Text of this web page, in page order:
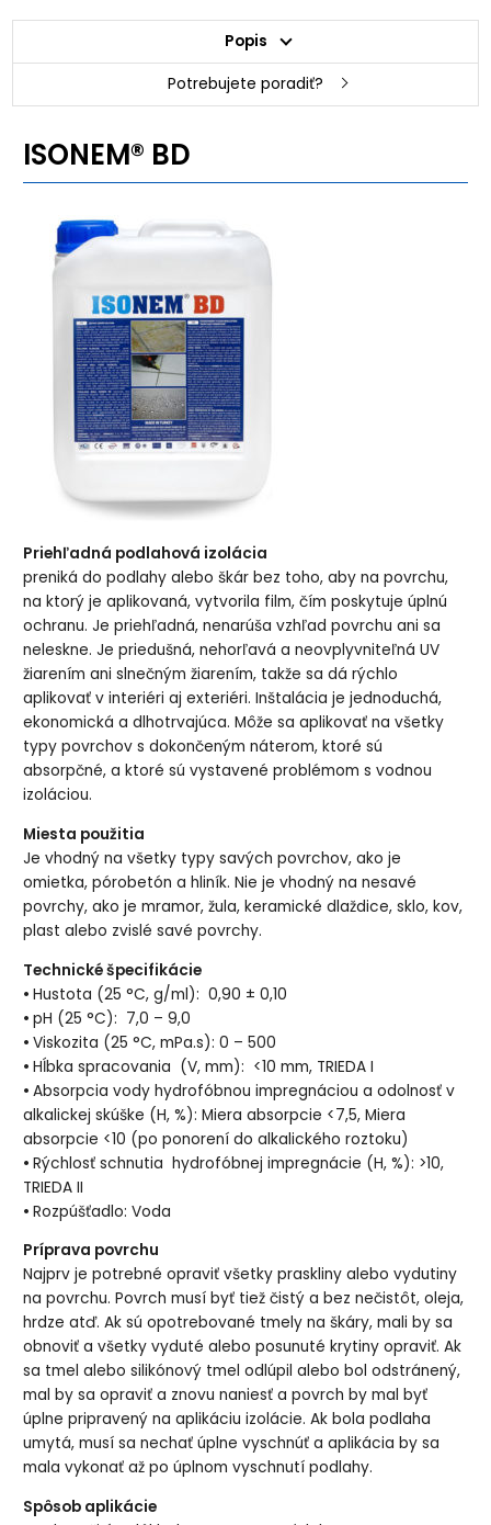
Popis
Potrebujete poradiť?
ISONEM® BD
Priehľadná podlahová izolácia
preniká do podlahy alebo škár bez toho, aby na povrchu,
na ktorý je aplikovaná, vytvorila film, čím poskytuje úplnú
ochranu. Je priehľadná, nenarúša vzhľad povrchu ani sa
neleskne. Je priedušná, nehorľavá a neovplyvniteľná UV
žiarením ani slnečným žiarením, takže sa dá rýchlo
aplikovať v interiéri aj exteriéri. Inštalácia je jednoduchá,
ekonomická a dlhotrvajúca. Môže sa aplikovať na všetky
typy povrchov s dokončeným náterom, ktoré sú
absorpčné, a ktoré sú vystavené problémom s vodnou
izoláciou.
Miesta použitia
Je vhodný na všetky typy savých povrchov, ako je
omietka, pórobetón a hliník. Nie je vhodný na nesavé
povrchy, ako je mramor, žula, keramické dlaždice, sklo, kov,
plast alebo zvislé savé povrchy.
Technické špecifikácie
•Hustota (25 °C, g/ml): 0,90 ± 0,10
•pH (25 °C): 7,0 – 9,0
•Viskozita (25 °C, mPa.s): 0 – 500
•Hĺbka spracovania (V, mm): <10 mm, TRIEDA I
•Absorpcia vody hydrofóbnou impregnáciou a odolnosť v
alkalickej skúške (H, %): Miera absorpcie <7,5, Miera
absorpcie <10 (po ponorení do alkalického roztoku)
•Rýchlosť schnutia hydrofóbnej impregnácie (H, %): >10,
TRIEDA II
•Rozpúšťadlo: Voda
Príprava povrchu
Najprv je potrebné opraviť všetky praskliny alebo vydutiny
na povrchu. Povrch musí byť tiež čistý a bez nečistôt, oleja,
hrdze atď. Ak sú opotrebované tmely na škáry, mali by sa
obnoviť a všetky vyduté alebo posunuté krytiny opraviť. Ak
sa tmel alebo silikónový tmel odlúpil alebo bol odstránený,
mal by sa opraviť a znovu naniesť a povrch by mal byť
úplne pripravený na aplikáciu izolácie. Ak bola podlaha
umytá, musí sa nechať úplne vyschnúť a aplikácia by sa
mala vykonať až po úplnom vyschnutí podlahy.
Spôsob aplikácie